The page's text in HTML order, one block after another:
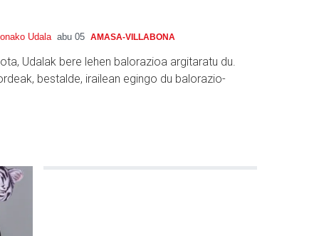
Udala abu 05 AMASA-VILLABONA
Udalak bere lehen balorazioa argitaratu du.
bestalde, irailean egingo du balorazio-